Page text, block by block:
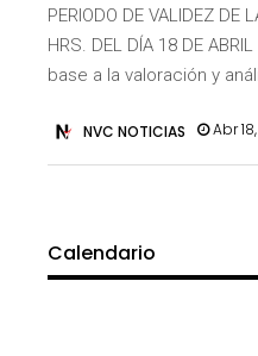
PERIODO DE VALIDEZ DE
HRS. DEL DÍA 18 DE
base a la valoración y
NVC NOTICIAS Abr
Calendario